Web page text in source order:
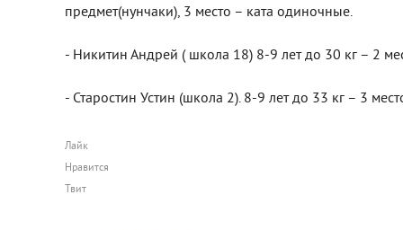
предмет(нунчаки), 3 место – ката одиночные.
- Никитин Андрей ( школа 18) 8-9 лет до 30 кг – 2
- Старостин Устин (школа 2). 8-9 лет до 33 кг – 3
Лайк
Нравится
Твит